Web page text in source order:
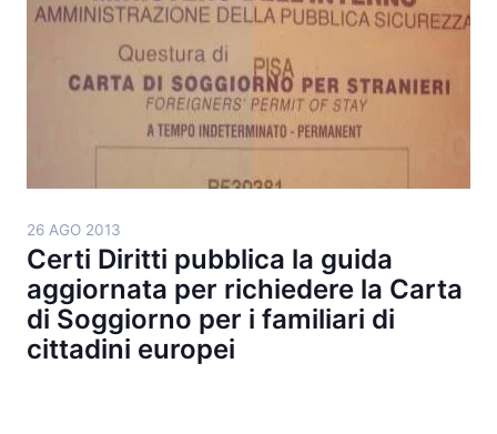
26 AGO 2013
Certi Diritti pubblica la guida
aggiornata per richiedere la Carta
di Soggiorno per i familiari di
cittadini europei